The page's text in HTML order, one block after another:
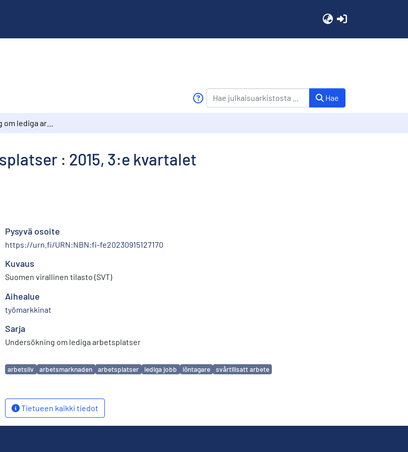
Hae
: 2015, 3:e kvartalet
Pysyvä osoite
https://urn.fi/URN:NBN:fi-fe20230915127170
Kuvaus
Suomen virallinen tilasto (SVT)
Aihealue
työmarkkinat
Sarja
Undersökning om lediga arbetsplatser
Avainsanat
arbetsliv arbetsmarknaden arbetsplatser lediga jobb löntagare svårtillsatt arbete
Tietueen kaikki tiedot